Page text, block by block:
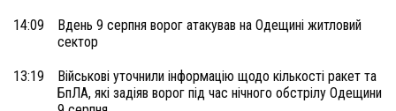
14:09
Вдень 9 серпня ворог атакував на Одещині житловий
сектор
13:19
Військові уточнили інформацію щодо кількості ракет та
БпЛА, які задіяв ворог під час нічного обстрілу Одещини